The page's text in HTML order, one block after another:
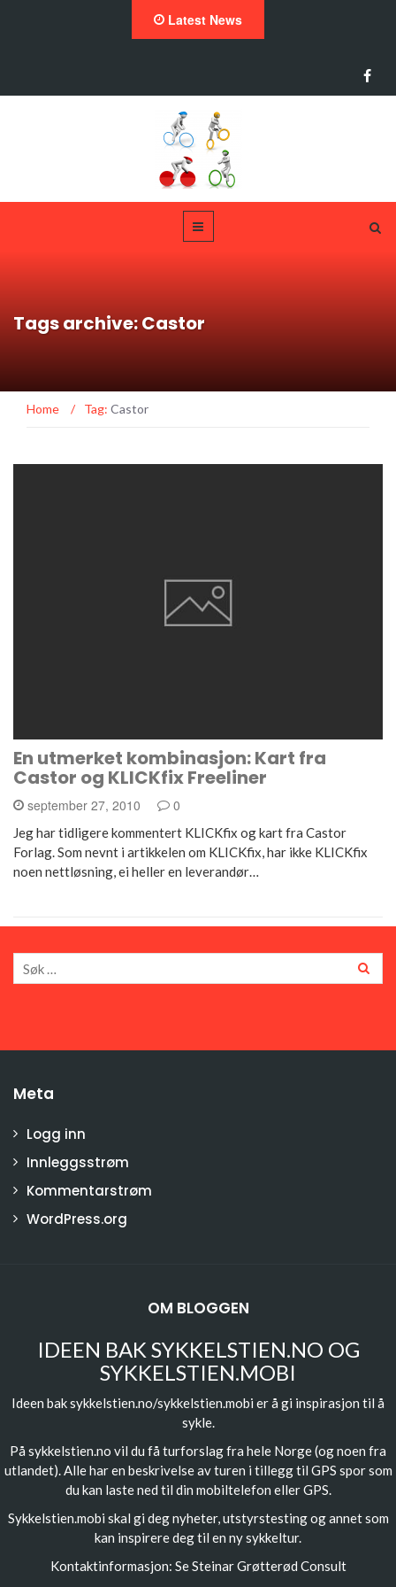
Latest News
Tags archive: Castor
Home / Tag: Castor
En utmerket kombinasjon: Kart fra
Castor og KLICKfix Freeliner
september 27, 2010 0
Jeg har tidligere kommentert KLICKfix og kart fra Castor
Forlag. Som nevnt i artikkelen om KLICKfix, har ikke KLICKfix
noen nettløsning, ei heller en leverandør…
Meta
Logg inn
Innleggsstrøm
Kommentarstrøm
WordPress.org
OM BLOGGEN
IDEEN BAK SYKKELSTIEN.NO OG
SYKKELSTIEN.MOBI
Ideen bak sykkelstien.no/sykkelstien.mobi er å gi inspirasjon til å
sykle.
På sykkelstien.no vil du få turforslag fra hele Norge (og noen fra
utlandet). Alle har en beskrivelse av turen i tillegg til GPS spor som
du kan laste ned til din mobiltelefon eller GPS.
Sykkelstien.mobi skal gi deg nyheter, utstyrstesting og annet som
kan inspirere deg til en ny sykkeltur.
Kontaktinformasjon: SeSteinar Grøtterød Consult